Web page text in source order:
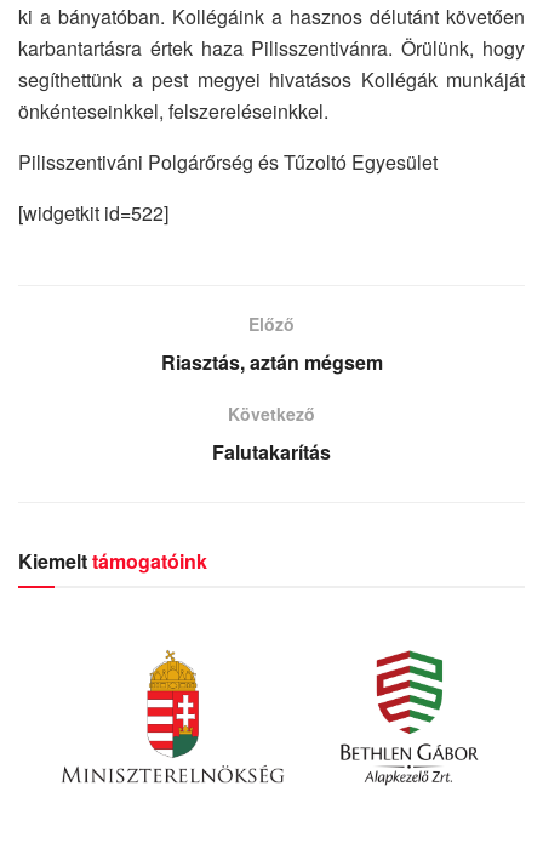
ki a bányatóban. Kollégáink a hasznos délutánt követően
karbantartásra értek haza Pilisszentivánra. Örülünk, hogy
segíthettünk a pest megyei hivatásos Kollégák munkáját
önkénteseinkkel, felszereléseinkkel.
Pilisszentiváni Polgárőrség és Tűzoltó Egyesület
[widgetkit id=522]
Előző
Riasztás, aztán mégsem
Következő
Falutakarítás
Kiemelttámogatóink